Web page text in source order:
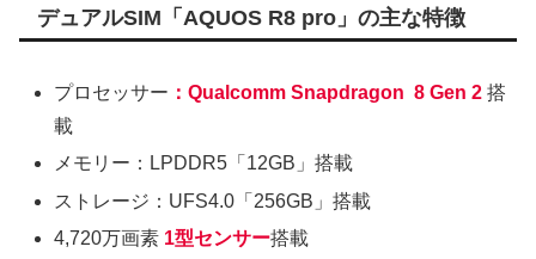
デュアルSIM「AQUOS R8 pro」の主な特徴
プロセッサー ：Qualcomm Snapdragon 8 Gen 2 搭
載
メモリー：LPDDR5「12GB」搭載
ストレージ：UFS4.0「256GB」搭載
4,720万画素 1型センサー搭載